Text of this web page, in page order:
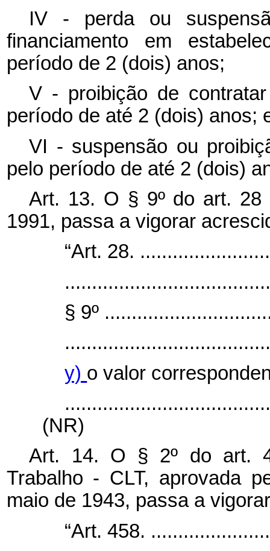
IV - perda ou
financiamento em
período de 2 (dois) anos;
V - proibição de
período de até 2 (dois) anos;
VI - suspensão ou
pelo período de até 2 (dois)
Art. 13. O § 9º do art.
1991, passa a vigorar
“Art. 28.
§ 9º
y) o valor
(NR)
Art. 14. O § 2º do art.
Trabalho - CLT, aprovada
maio de 1943, passa a
“Art. 458.